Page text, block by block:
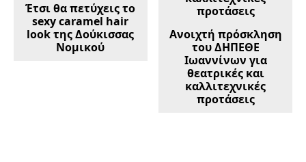
Έτσι θα πετύχεις το
sexy caramel hair
look της Δούκισσας
Νομικού
Ανοιχτή πρόσκληση
του ΔΗΠΕΘΕ
Ιωαννίνων για
θεατρικές και
καλλιτεχνικές
προτάσεις